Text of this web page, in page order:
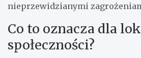
nieprzewidzianymi
Co to oznacza dla
społeczności?